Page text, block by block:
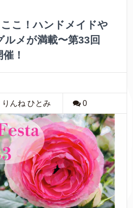
こ！ハンドメイドや
ルメが満載〜第33回
！
んね ひとみ 0